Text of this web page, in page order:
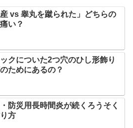
産 vs 睾丸を蹴られた」どちらの
い？
クについた2つ穴のひし形飾り
ためにあるの？
防災用長時間炎が続くろうそく
方